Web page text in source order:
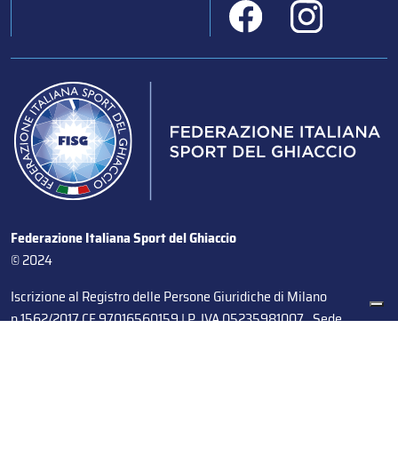
Federazione Italiana Sport del Ghiaccio
© 2024
Iscrizione al Registro delle Persone Giuridiche di Milano
n.1562/2017 CF 97016560159 | P. IVA 05235981007 Sede